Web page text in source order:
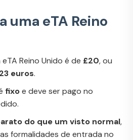
uma eTA Reino
Reino Unido é de £20, ou
euros.
fixoe deve ser pago no
do que um visto normal,
formalidades de entrada no